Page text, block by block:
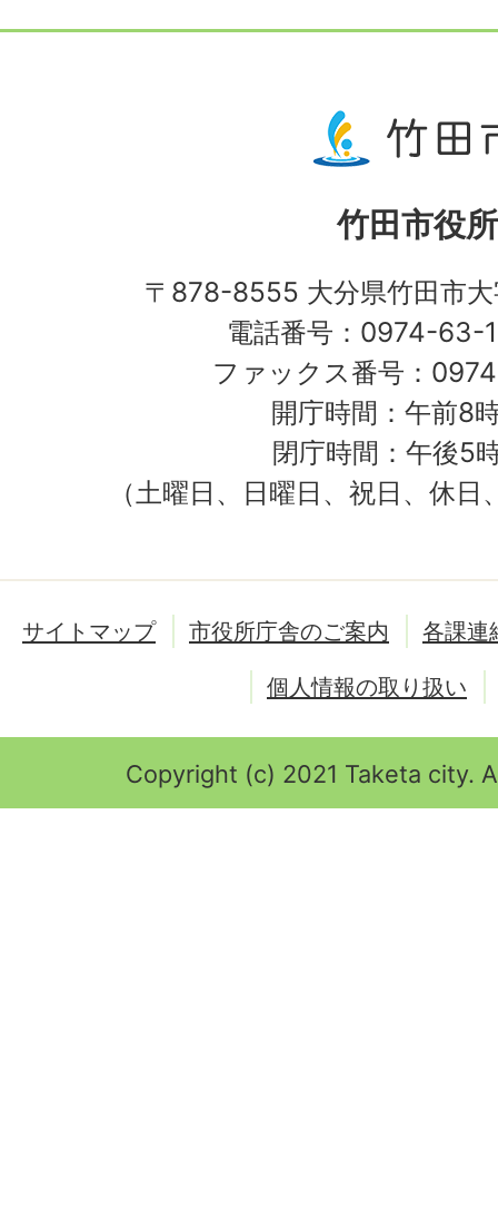
竹田市役所
〒878-8555 大分県竹田市
電話番号：0974-63-
ファックス番号：
開庁時間：午前8
閉庁時間：午後5
（土曜日、日曜日、祝日、休
サイトマップ 市役所庁舎のご案内
各課連
個人情報の取り扱い
Copyright (c) 2021 Taketa city.